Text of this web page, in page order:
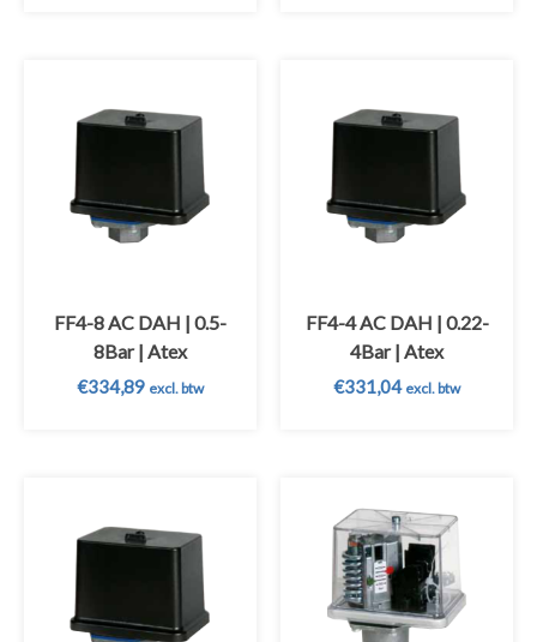
FF4-8 AC DAH | 0.5-
8Bar | Atex
€334,89 excl. btw
FF4-4 AC DAH | 0.22-
4Bar | Atex
€331,04 excl. btw